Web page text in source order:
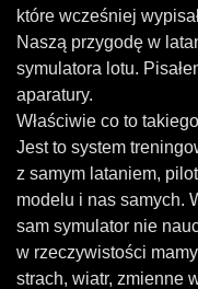
które wcześniej
Naszą przygodę w
symulatora lotu.
aparatury.
Właściwie co to
Jest to system
z samym lataniem,
modelu i nas samych.
sam symulator nie
w rzeczywistości
strach, wiatr, zmienne